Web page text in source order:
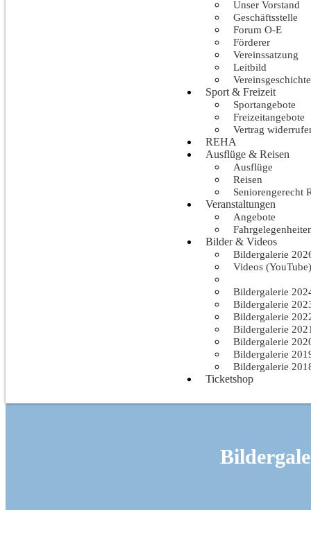
Unser Vorstand
Geschäftsstelle
Forum O-E
Förderer
Vereinssatzung
Leitbild
Vereinsgeschichte
Sport & Freizeit
Sportangebote
Freizeitangebote
Vertrag
REHA
Ausflüge & Reisen
Ausflüge
Reisen
Seniorengerecht
Veranstaltungen
Angebote
Bilder & Videos
Bildergalerie
Videos (YouTube)
Bildergalerie
Bildergalerie
Bildergalerie
Bildergalerie 2021
Bildergalerie
Bildergalerie
Bildergalerie
Ticketshop